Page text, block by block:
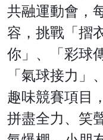
共融運動會，
容，挑戰「摺
你」、「彩球
「氣球接力
趣味競賽項目
拼盡全力、笑